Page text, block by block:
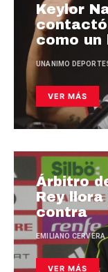
Keylor
contactó
como un
UNANIMO
VER MÁS
Árbitro
Rey
contra
EMILIANO CERVERA
VER MÁS